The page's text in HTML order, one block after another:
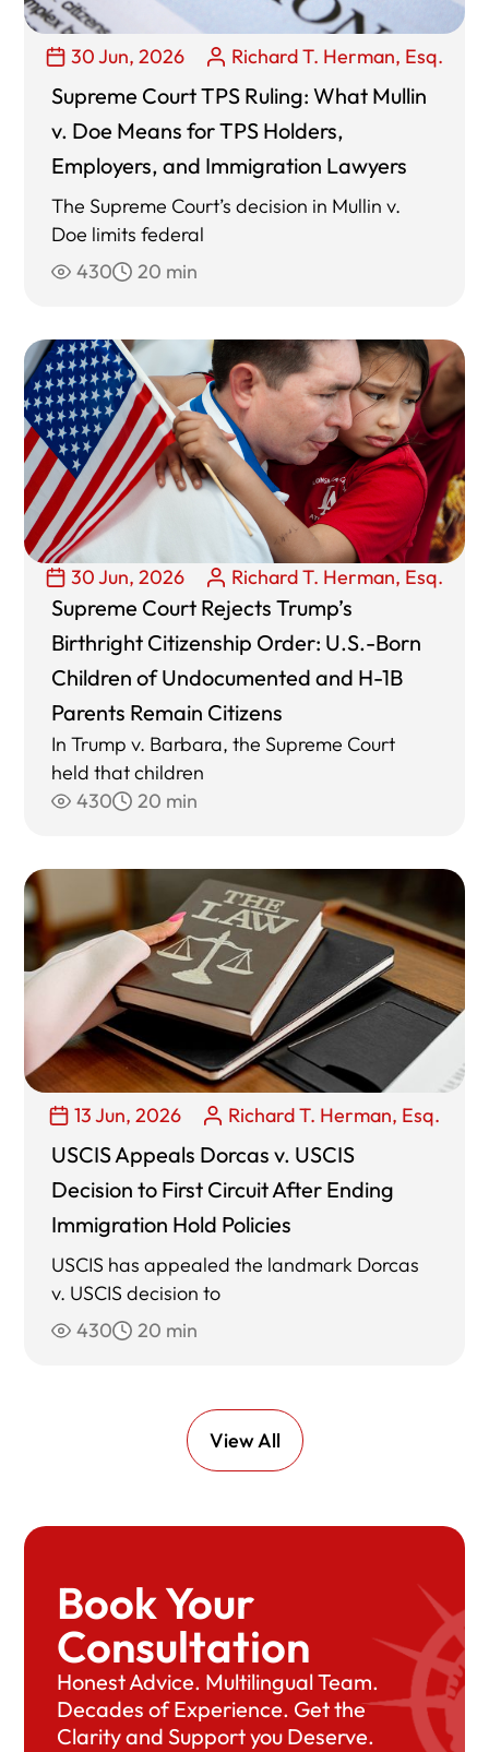
30 Jun, 2026 Richard T. Herman, Esq.
Supreme Court TPS Ruling: What Mullin
v. Doe Means for TPS Holders,
Employers, and Immigration Lawyers
The Supreme Court’s decision in Mullin v.
Doe limits federal
430
20 min
30 Jun, 2026 Richard T. Herman, Esq.
Supreme Court Rejects Trump’s
Birthright Citizenship Order: U.S.-Born
Children of Undocumented and H-1B
Parents Remain Citizens
In Trump v. Barbara, the Supreme Court
held that children
430
20 min
13 Jun, 2026 Richard T. Herman, Esq.
USCIS Appeals Dorcas v. USCIS
Decision to First Circuit After Ending
Immigration Hold Policies
USCIS has appealed the landmark Dorcas
v. USCIS decision to
430
20 min
View All
Book Your
Consultation
Honest Advice. Multilingual Team.
Decades of Experience. Get the
Clarity and Support you Deserve.